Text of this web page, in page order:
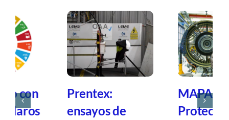
Prentex:
ensayos de
Protección al